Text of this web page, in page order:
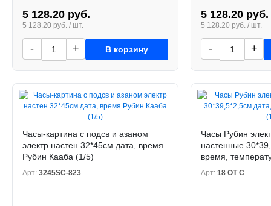
5 128.20 руб.
5 128.20 руб. / шт.
- + В корзину
5 128.20 руб.
5 128.20 руб. / шт.
- +
Часы-картина с подсв и азаном
электр настен 32*45см дата, время
Рубин Кааба (1/5)
Арт: 3245SC-823
Часы Рубин
настенные
время,
Арт: 18 ОТ С